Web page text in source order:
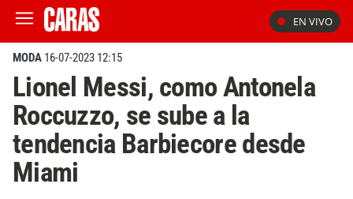
EN VIVO
MODA 16-07-2023 12:15
Lionel Messi, como Antonela
Roccuzzo, se sube a la
tendencia Barbiecore desde
Miami